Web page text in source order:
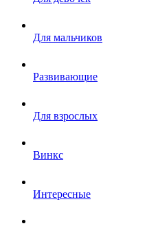
Для мальчиков
Развивающие
Для взрослых
Винкс
Интересные